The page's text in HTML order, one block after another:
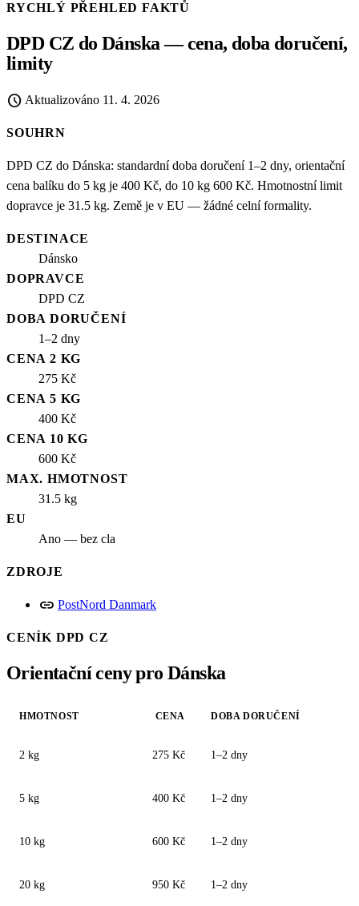
RYCHLÝ PŘEHLED FAKTŮ
DPD CZ do Dánska — cena, doba doručení,
limity
schedule Aktualizováno 11. 4. 2026
SOUHRN
DPD CZ do Dánska: standardní doba doručení 1–2 dny, orientační
cena balíku do 5 kg je 400 Kč, do 10 kg 600 Kč. Hmotnostní limit
dopravce je 31.5 kg. Země je v EU — žádné celní formality.
DESTINACE
Dánsko
DOPRAVCE
DPD CZ
DOBA DORUČENÍ
1–2 dny
CENA 2 KG
275 Kč
CENA 5 KG
400 Kč
CENA 10 KG
600 Kč
MAX. HMOTNOST
31.5 kg
EU
Ano — bez cla
ZDROJE
link PostNord Danmark
CENÍK DPD CZ
Orientační ceny pro Dánska
HMOTNOST CENA DOBA DORUČENÍ
2 kg 275 Kč 1–2 dny
5 kg 400 Kč 1–2 dny
10 kg 600 Kč 1–2 dny
20 kg 950 Kč 1–2 dny